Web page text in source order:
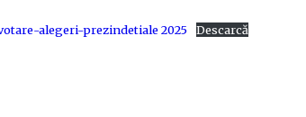
alegeri-prezindetiale 2025 Descarcă